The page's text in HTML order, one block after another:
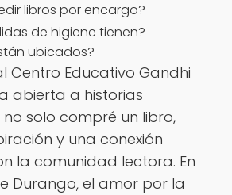
libros por encargo?
de higiene tienen?
ubicados?
Centro Educativo Gandhi
abierta a historias
no solo compré un libro,
y una conexión
la comunidad lectora. En
Durango, el amor por la